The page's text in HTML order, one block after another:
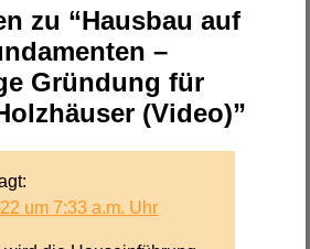
zu “Hausbau auf
–
Gründung für
(Video)”
um 7:33 a.m. Uhr